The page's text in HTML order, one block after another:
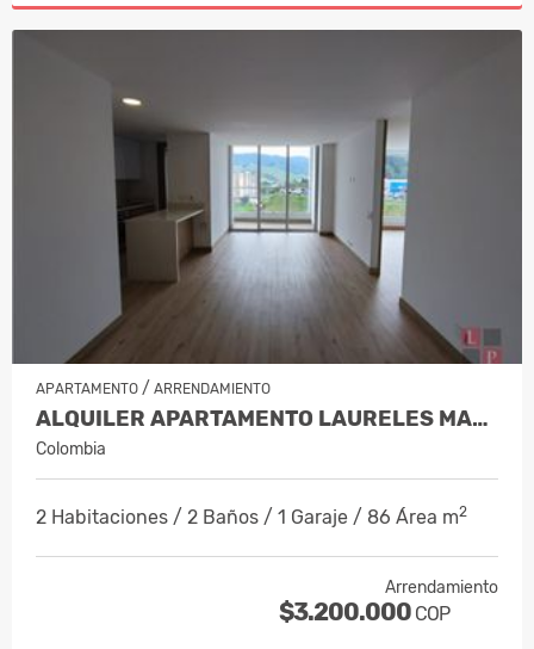
APARTAMENTO / ARRENDAMIENTO
ALQUILER APARTAMENTO LAURELES MANIZA…
Colombia
2 Habitaciones / 2 Baños / 1 Garaje / 86 Área m2
Arrendamiento
$3.200.000 COP